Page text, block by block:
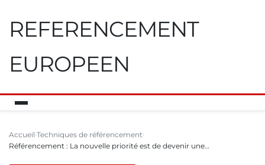
REFERENCEMENT
EUROPEEN
Accueil Techniques de référencement
Référencement : La nouvelle priorité est de devenir une…